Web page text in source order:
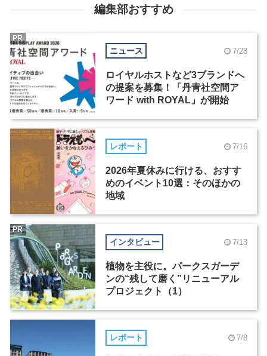
編集部おすすめ
ニュース 7/28
ロイヤルホストなど3ブランドへ
の提案を募集！「丹青社空間ア
ワード with ROYAL」が開始
PR
レポート 7/16
2026年夏休みに行ける、おすす
めのイベント10選：そのほかの
地域
インタビュー 7/13
植物を主役に。パークスガーデ
ンの“残して磨く”リニューアル
プロジェクト（1）
PR
レポート 7/8